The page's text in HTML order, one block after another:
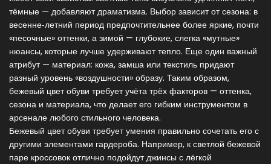
тёмные — добавляют драматизма. Выбор зависит от сезона: в
весенне‑летний период предпочтительнее более яркие, почти
«песочные» оттенки, а зимой — глубокие, слегка «мутные»
нюансы, которые лучше удерживают тепло. Еще один важный
атрибут — материал: кожа, замша или текстиль придают
разный уровень «воздушности» образу. Таким образом,
бежевый цвет обуви требует учёта трёх факторов — оттенка,
сезона и материала, что делает его гибким инструментом в
арсенале любого стильного человека.
Бежевый цвет обуви требует умения правильно сочетать его с
другими элементами гардероба. Например, к светлой бежевой
паре кроссовок отлично подойдут джинсы с лёгкой